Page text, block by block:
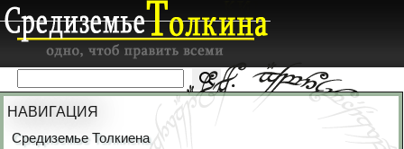
НАВИГАЦИЯ
Средиземье Толкиена